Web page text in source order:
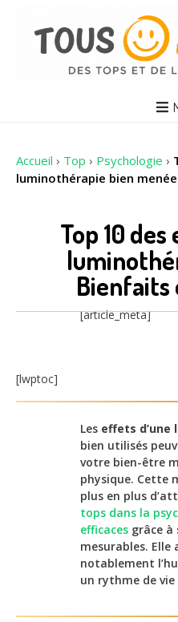
Accueil › Top › Psychologie ›
luminothérapie bien menée
Top 10
[article_meta]
[lwptoc]
Les effets d’une
bien utilisés
votre bien-être
physique. Cette
plus en plus
tops dans la
efficaces grâce à
mesurables. Elle
notablement
un rythme de